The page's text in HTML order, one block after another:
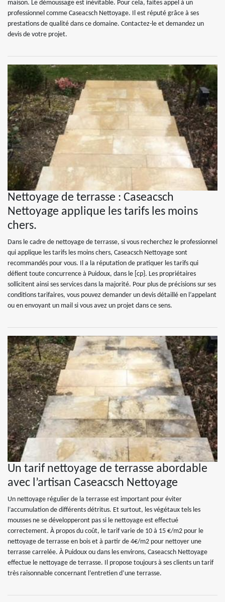
maison. Le démoussage est inévitable. Pour cela, faites appel à un
professionnel comme Caseacsch Nettoyage. Il est réputé grâce à ses
prestations de qualité dans ce domaine. Contactez-le et demandez un
devis de votre projet.
Nettoyage de terrasse : Caseacsch
Nettoyage applique les tarifs les moins
chers.
Dans le cadre de nettoyage de terrasse, si vous recherchez le professionnel
qui applique les tarifs les moins chers, Caseacsch Nettoyage sont
recommandés pour vous. Il a la réputation de pratiquer les tarifs qui
défient toute concurrence à Puidoux, dans le [cp}. Les propriétaires
sollicitent ainsi ses services dans la majorité. Pour plus de précisions sur ses
conditions tarifaires, vous pouvez demander un devis détaillé en l’appelant
ou en envoyant un mail si vous avez un projet dans ce sens.
Un tarif nettoyage de terrasse abordable
avec l’artisan Caseacsch Nettoyage
Un nettoyage régulier de la terrasse est important pour éviter
l’accumulation de différents détritus. Et surtout, les végétaux tels les
mousses ne se développeront pas si le nettoyage est effectué
correctement. À propos du coût, le tarif varie de 10 à 15 €/m2 pour le
nettoyage de terrasse en bois et à partir de 4€/m2 pour nettoyer une
terrasse carrelée. À Puidoux ou dans les environs, Caseacsch Nettoyage
effectue le nettoyage de terrasse. Il propose toujours à ses clients un tarif
très raisonnable concernant l’entretien d’une terrasse.